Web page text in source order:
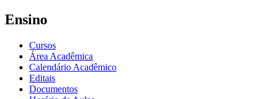
Ensino
Cursos
Área Acadêmica
Calendário Acadêmico
Editais
Documentos